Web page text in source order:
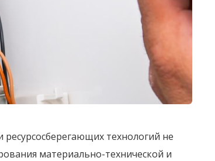
технологий не
материально-технической и